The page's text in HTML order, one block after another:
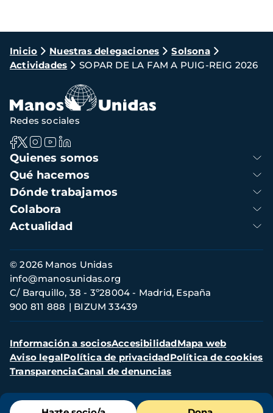
Ruta
de
navegación
Inicio Nuestras delegaciones
Solsona
Actividades
SOPAR DE LA FAM A PUIG-REIG 2026
Menú
Navegación
principal
Quienes somos
Qué hacemos
Dónde trabajamos
Colabora
Actualidad
Redes sociales
Información
de
contacto
© 2026 Manos Unidas
C/ Barquillo, 38 - 3º28004 - Madrid, España
900 811 888
BIZUM 33439
info@manosunidas.org
Menú
secundario
Información a sociosAccesibilidadMapa web
Aviso legalPolítica de privacidadPolítica de cookies
TransparenciaCanal de denuncias